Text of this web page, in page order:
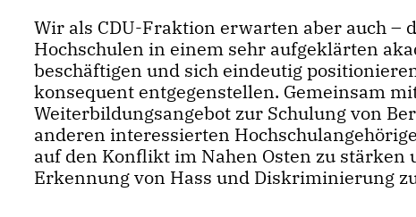
Wir als CDU-Fraktion erwarten aber auch –
Hochschulen in einem sehr aufgeklärten
beschäftigen und sich eindeutig
konsequent entgegenstellen. Gemeinsam
Weiterbildungsangebot zur Schulung von
anderen interessierten
auf den Konflikt im Nahen Osten zu
Erkennung von Hass und Diskriminierung